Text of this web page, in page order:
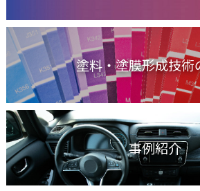
塗料・塗膜形成技術
事例紹介